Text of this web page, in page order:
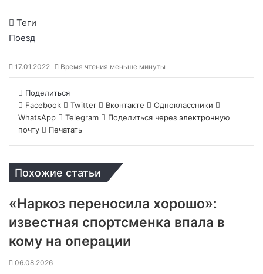
Теги
Поезд
17.01.2022 Время чтения меньше минуты
Поделиться
Facebook
Twitter Вконтакте
Одноклассники
WhatsApp
Telegram
Поделиться через электронную
почту
Печатать
Похожие статьи
«Наркоз переносила хорошо»:
известная спортсменка впала в
кому на операции
06.08.2026